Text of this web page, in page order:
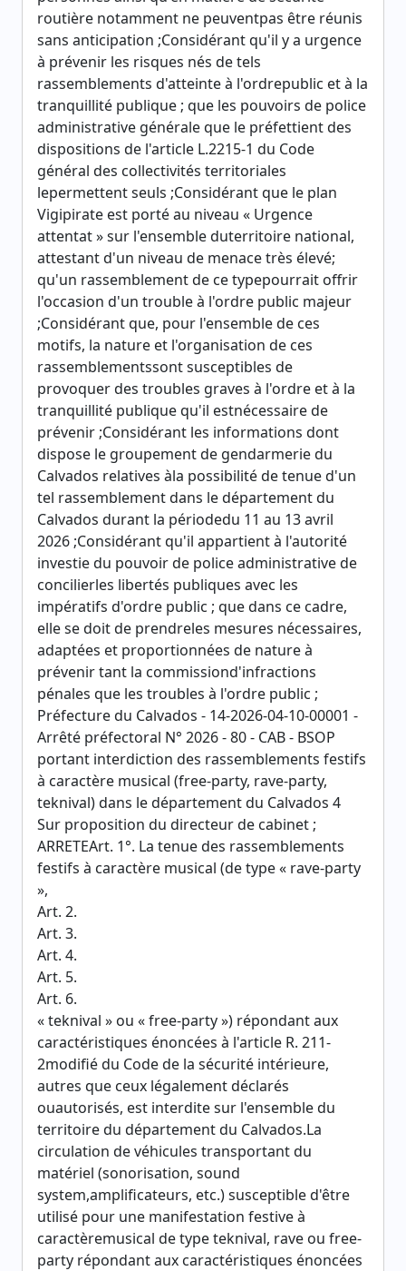
routière notamment ne peuventpas être réunis
sans anticipation ;Considérant qu'il y a urgence
à prévenir les risques nés de tels
rassemblements d'atteinte à l'ordrepublic et à la
tranquillité publique ; que les pouvoirs de police
administrative générale que le préfettient des
dispositions de l'article L.2215-1 du Code
général des collectivités territoriales
lepermettent seuls ;Considérant que le plan
Vigipirate est porté au niveau « Urgence
attentat » sur l'ensemble duterritoire national,
attestant d'un niveau de menace très élevé;
qu'un rassemblement de ce typepourrait offrir
l'occasion d'un trouble à l'ordre public majeur
;Considérant que, pour l'ensemble de ces
motifs, la nature et l'organisation de ces
rassemblementssont susceptibles de
provoquer des troubles graves à l'ordre et à la
tranquillité publique qu'il estnécessaire de
prévenir ;Considérant les informations dont
dispose le groupement de gendarmerie du
Calvados relatives àla possibilité de tenue d'un
tel rassemblement dans le département du
Calvados durant la périodedu 11 au 13 avril
2026 ;Considérant qu'il appartient à l'autorité
investie du pouvoir de police administrative de
concilierles libertés publiques avec les
impératifs d'ordre public ; que dans ce cadre,
elle se doit de prendreles mesures nécessaires,
adaptées et proportionnées de nature à
prévenir tant la commissiond'infractions
pénales que les troubles à l'ordre public ;
Préfecture du Calvados - 14-2026-04-10-00001 -
Arrêté préfectoral N° 2026 - 80 - CAB - BSOP
portant interdiction des rassemblements festifs
à caractère musical (free-party, rave-party,
teknival) dans le département du Calvados 4
Sur proposition du directeur de cabinet ;
ARRETEArt. 1°. La tenue des rassemblements
festifs à caractère musical (de type « rave-party
»,
Art. 2.
Art. 3.
Art. 4.
Art. 5.
Art. 6.
« teknival » ou « free-party ») répondant aux
caractéristiques énoncées à l'article R. 211-
2modifié du Code de la sécurité intérieure,
autres que ceux légalement déclarés
ouautorisés, est interdite sur l'ensemble du
territoire du département du Calvados.La
circulation de véhicules transportant du
matériel (sonorisation, sound
system,amplificateurs, etc.) susceptible d'être
utilisé pour une manifestation festive à
caractèremusical de type teknival, rave ou free-
party répondant aux caractéristiques énoncées